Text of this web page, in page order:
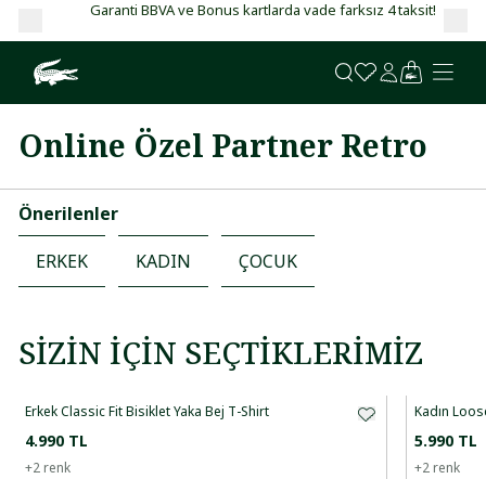
Garanti BBVA ve Bonus kartlarda vade farksız 4 taksit!
Online Özel Partner Retro
Önerilenler
ERKEK
KADIN ÇOCUK
SIZIN İÇIN SEÇTIKLERIMIZ
Erkek Classic Fit Bisiklet Yaka Bej T-Shirt
4.990 TL
+2 renk
Kadın
5.990 TL
+2 renk